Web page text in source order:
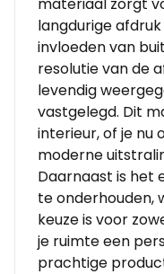
langdurige
invloeden van
resolutie van de
levendig
vastgelegd. Dit
interieur, of je nu
moderne
Daarnaast is het
te onderhouden,
keuze is voor
je ruimte een
prachtige